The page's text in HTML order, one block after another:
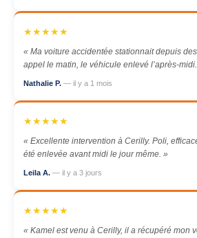
★★★★★
« Ma voiture accidentée stationnait depuis
appel le matin, le véhicule enlevé l’après-
Nathalie P. — il y a 1 mois
★★★★★
« Excellente intervention à Cerilly. Poli,
été enlevée avant midi le jour même. »
Leila A. — il y a 3 jours
★★★★★
« Kamel est venu à Cerilly, il a récupéré mon